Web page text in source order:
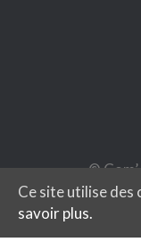
©
Ce site utilise des
savoir plus.